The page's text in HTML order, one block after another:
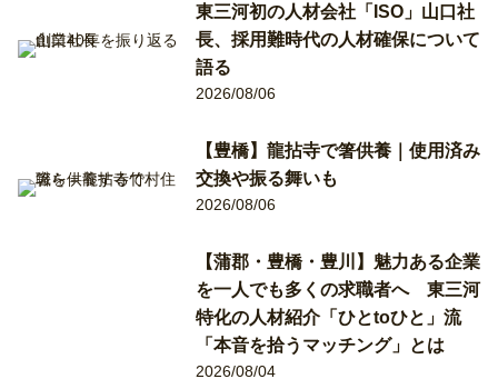
東三河初の人材会社「ISO」山口社
長、採用難時代の人材確保について
語る
2026/08/06
【豊橋】龍拈寺で箸供養｜使用済み
交換や振る舞いも
2026/08/06
【蒲郡・豊橋・豊川】魅力ある企業
を一人でも多くの求職者へ 東三河
特化の人材紹介「ひとtoひと」流
「本音を拾うマッチング」とは
2026/08/04